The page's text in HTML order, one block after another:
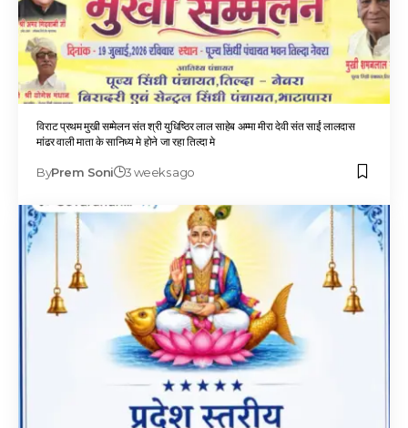
विराट प्रथम मुखी सम्मेलन संत श्री युधिष्ठिर लाल साहेब अम्मा मीरा देवी संत साईं लालदास
मांढर वाली माता के सानिध्य मे होने जा रहा तिल्दा मे
ByPrem Soni 3 weeks ago